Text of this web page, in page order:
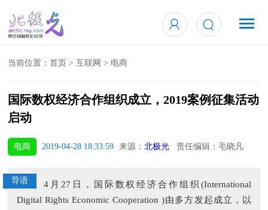
当前位置：首页 >互联网 > 电商
国际数权经济合作组织成立，2019案例征集活动
启动
电商 2019-04-28 18:33:59 来源：北极光 责任编辑：毛晓凡
导语
4月27日，国际数权经济合作组织(International
Digital Rights Economic Cooperation )由多方发起成立，以